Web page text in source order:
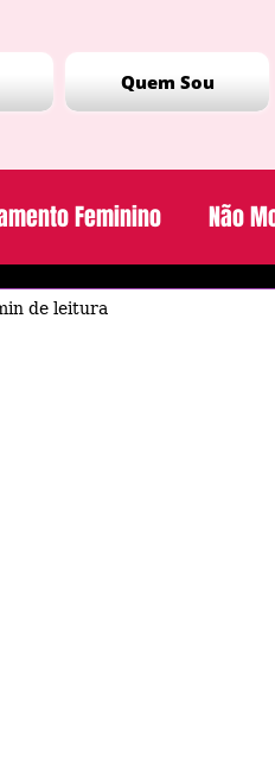
Quem Sou
Feminino Não
Experiências
de leitura